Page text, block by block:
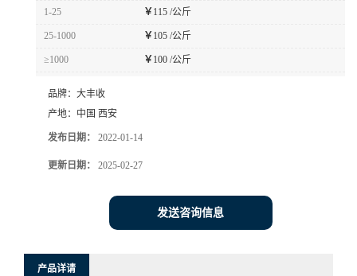
1-25 ￥115 /公斤
25-1000 ￥105 /公斤
≥1000 ￥100 /公斤
品牌： 大丰收
产地： 中国 西安
发布日期： 2022-01-14
更新日期： 2025-02-27
发送咨询信息
产品详请